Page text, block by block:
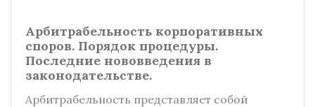
Арбитрабельность корпоративных
споров. Порядок процедуры.
Последние нововведения в
законодательстве.
Арбитрабельность представляет собой